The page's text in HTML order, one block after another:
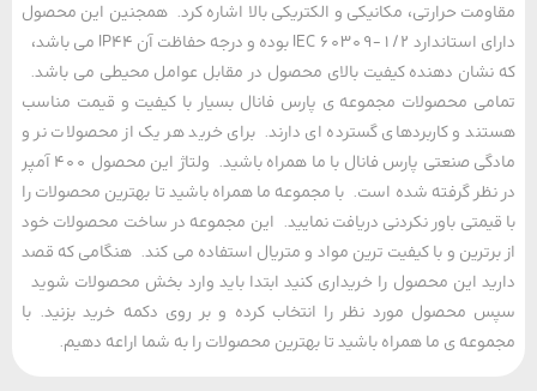
حرارتی، مکانیکی و الکتریکی بالا اشاره کرد. همجنین این محصول
دارای استاندارد IEC 60309-1/2 بوده و درجه حفاظت آن IP44 می باشد،
دهنده کیفیت بالای محصول در مقابل عوامل محیطی می باشد.
محصولات مجموعه ی پارس فانال بسیار با کیفیت و قیمت مناسب
و کاربردهای گسترده ای دارند. برای خرید هر یک از محصولات نر و
مادگی صنعتی پارس فانال با ما همراه باشید. ولتاژ این محصول 400 آمپر
گرفته شده است. با مجموعه ما همراه باشید تا بهترین محصولات را
باور نکردنی دریافت نمایید. این مجموعه در ساخت محصولات خود
و با کیفیت ترین مواد و متریال استفاده می کند. هنگامی که قصد
این محصول را خریداری کنید ابتدا باید وارد بخش محصولات شوید
محصول مورد نظر را انتخاب کرده و بر روی دکمه خرید بزنید. با
ی ما همراه باشید تا بهترین محصولات را به شما اراعه دهیم.